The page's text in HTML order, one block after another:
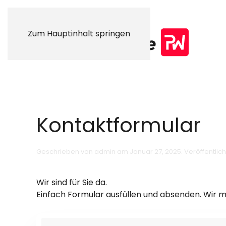
Zum Hauptinhalt springen
Kontaktformular
Geschrieben von admin am Januar 27, 2025 .
Wir sind für Sie da.
Einfach Formular ausfüllen und absenden. Wir